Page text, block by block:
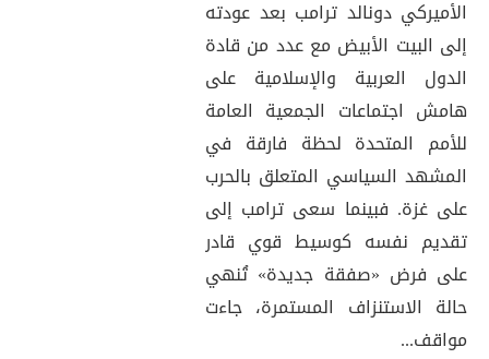
الأميركي دونالد ترامب بعد عودته
إلى البيت الأبيض مع عدد من قادة
الدول العربية والإسلامية على
هامش اجتماعات الجمعية العامة
للأمم المتحدة لحظة فارقة في
المشهد السياسي المتعلق بالحرب
على غزة. فبينما سعى ترامب إلى
تقديم نفسه كوسيط قوي قادر
على فرض «صفقة جديدة» تُنهي
حالة الاستنزاف المستمرة، جاءت
مواقف...